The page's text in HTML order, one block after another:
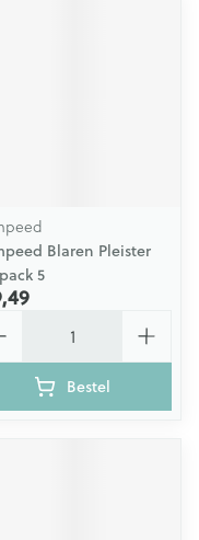
Blaren Pleister
5
Bestel